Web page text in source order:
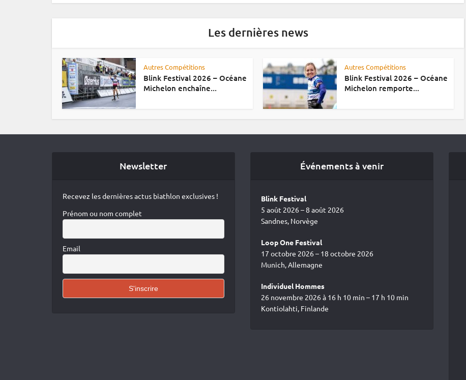
Les dernières news
Autres Compétitions
Blink Festival 2026 – Océane
Michelon enchaîne...
Autres Compétitions
Blink Festival 2026 – Océane
Michelon remporte...
Newsletter
Recevez les dernières actus biathlon exclusives !
Prénom ou nom complet
Email
Événements à venir
Blink Festival
5 août 2026 – 8 août 2026
Sandnes, Norvège
Loop One Festival
17 octobre 2026 – 18 octobre 2026
Munich, Allemagne
Individuel Hommes
26 novembre 2026 à 16 h 10 min – 17 h 10 min
Kontiolahti, Finlande